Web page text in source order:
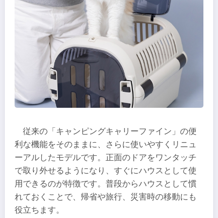
従来の「キャンピングキャリーファイン」の便
利な機能をそのままに、さらに使いやすくリニュ
ーアルしたモデルです。正面のドアをワンタッチ
で取り外せるようになり、すぐにハウスとして使
用できるのが特徴です。普段からハウスとして慣
れておくことで、帰省や旅行、災害時の移動にも
役立ちます。